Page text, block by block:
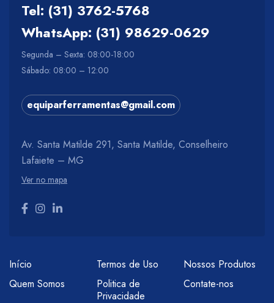
Tel: (31) 3762-5768
WhatsApp: (31) 98629-0629
Segunda – Sexta: 08:00-18:00
Sábado: 08:00 – 12:00
equiparferramentas@gmail.com
Av. Santa Matilde 291, Santa Matilde, Conselheiro
Lafaiete – MG
Ver no mapa
Início
Quem Somos
Termos de Uso
Politica de
Privacidade
Nossos Produtos
Contate-nos